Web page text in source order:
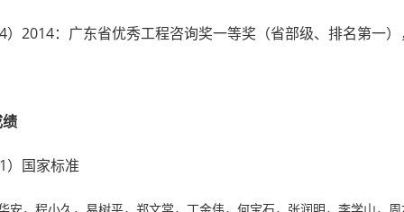
4）2014：广东省优秀工程咨询奖一等奖（省部级、排名第一
1）国家标准